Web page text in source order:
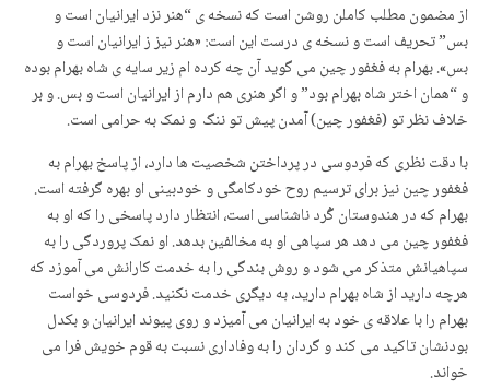
از مضمون مطلب کاملن روشن است که نسخه ی “هنر نزد ایرانیان است و
بس” تحریف است و نسخه ی درست این است: «هنر نیز ز ایرانیان است و
بس». بهرام به فغفور چین می گوید آن چه کرده ام زیر سایه ی شاه بهرام بوده
و “همان اختر شاه بهرام بود” و اگر هنری هم دارم از ایرانیان است و بس. و بر
خلاف نظر تو (فغفور چین) آمدن پیش تو ننگ و نمک به حرامی است.
با دقت نظری که فردوسی در پرداختن شخصیت ها دارد، از پاسخ بهرام به
فغفور چین نیز برای ترسیم روح خودکامگی و خودبینی او بهره گرفته است.
بهرام که در هندوستان گُرد ناشناسی است، انتظار دارد پاسخی را که او به
فغفور چین می دهد هر سپاهی او به مخالفین بدهد. او نمک پروردگی را به
سپاهیانش متذکر می شود و روش بندگی را به خدمت کارانش می آموزد که
هرچه دارید از شاه بهرام دارید، به دیگری خدمت نکنید. فردوسی خواست
بهرام را با علاقه ی خود به ایرانیان می آمیزد و روی پیوند ایرانیان و بکدل
بودنشان تاکید می کند و گردان را به وفاداری نسبت به قوم خویش فرا می
خواند.